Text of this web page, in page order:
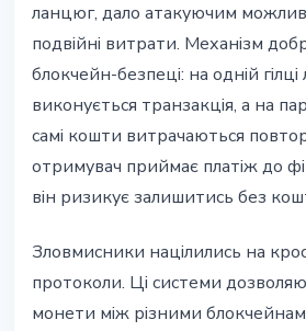
ланцюг, дало атакуючим
подвійні витрати. Механізм
блокчейн-безпеці: на одній
виконується транзакція, а на
самі кошти витрачаються
отримувач приймає платіж до
він ризикує залишитись без
Зловмисники націлились на
протоколи. Ці системи
монети між різними